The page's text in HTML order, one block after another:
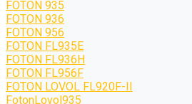
FOTON 935
FOTON 936
FOTON 956
FOTON FL935E
FOTON FL936H
FOTON FL956F
FOTON LOVOL FL920F-II
FotonLovol935